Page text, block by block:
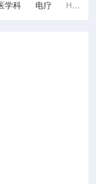
学科 电疗 HB-SJ3型神经和肌肉电刺激仪